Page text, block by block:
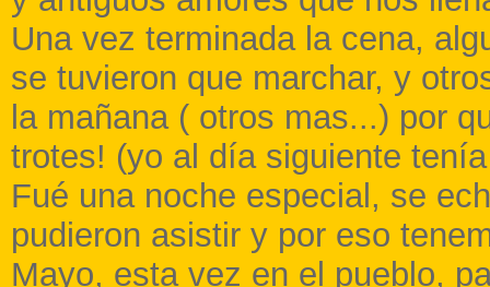
Una vez terminada la cena,
se tuvieron que marchar, y
la mañana ( otros mas...) por
trotes! (yo al día siguiente
Fué una noche especial, se
pudieron asistir y por eso
Mayo, esta vez en el pueblo,